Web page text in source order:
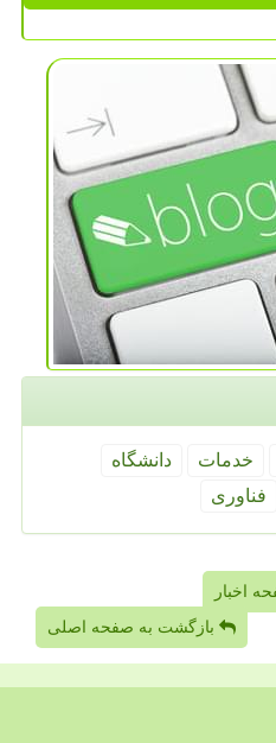
خدمات
دانشگاه
فناوری
اخبار
بازگشت به صفحه اصلی